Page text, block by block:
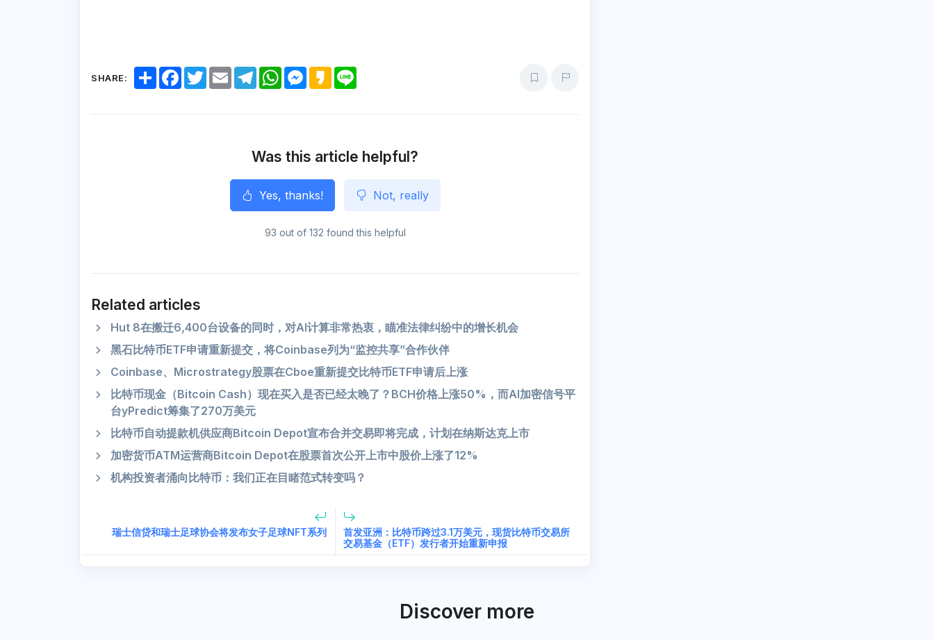
SHARE:
S
h
F
a
T
w
E
m
T
e
m
W
h
p
M
e
e
r
K
a
Was this article helpful?
Yes, thanks! Not, really
93 out of 132 found this helpful
Related articles
Hut 8在搬迁6,400台设备的同时，对AI计算非常热衷，瞄准法律纠纷中的增长机会
黑石比特币ETF申请重新提交，将Coinbase列为“监控共享”合作伙伴
Coinbase、Microstrategy股票在Cboe重新提交比特币ETF申请后上涨
比特币现金（Bitcoin Cash）现在买入是否已经太晚了？BCH价格上涨50%，而AI加密信号平
台yPredict筹集了270万美元
比特币自动提款机供应商Bitcoin Depot宣布合并交易即将完成，计划在纳斯达克上市
加密货币ATM运营商Bitcoin Depot在股票首次公开上市中股价上涨了12%
机构投资者涌向比特币：我们正在目睹范式转变吗？
瑞士信贷和瑞士足球协会将发布女子足球NFT系列
首发亚洲：比特币跨过3.1万美元，现货比特币交易所
交易基金（ETF）发行者开始重新申报
Discover more